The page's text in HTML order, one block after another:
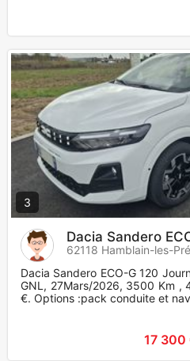
3
Dacia Sandero
62118 Hamblain-les-
Dacia Sandero ECO-G 120
GNL, 27Mars/2026, 3500 Km ,
€. Options :pack conduite et
17 300